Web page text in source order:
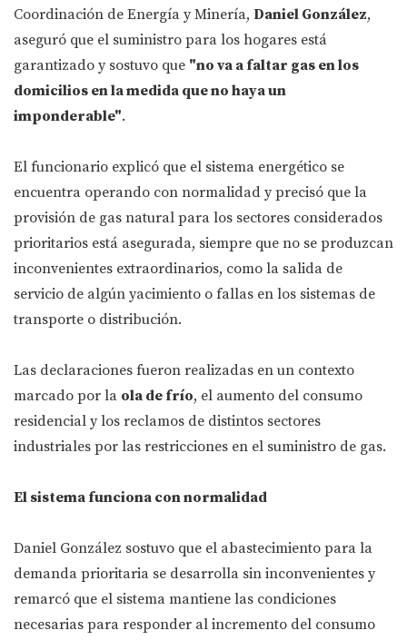
Coordinación de Energía y Minería, Daniel González,
aseguró que el suministro para los hogares está
garantizado y sostuvo que "no va a faltar gas en los
domicilios en la medida que no haya un
imponderable".
El funcionario explicó que el sistema energético se
encuentra operando con normalidad y precisó que la
provisión de gas natural para los sectores considerados
prioritarios está asegurada, siempre que no se produzcan
inconvenientes extraordinarios, como la salida de
servicio de algún yacimiento o fallas en los sistemas de
transporte o distribución.
Las declaraciones fueron realizadas en un contexto
marcado por la ola de frío, el aumento del consumo
residencial y los reclamos de distintos sectores
industriales por las restricciones en el suministro de gas.
El sistema funciona con normalidad
Daniel González sostuvo que el abastecimiento para la
demanda prioritaria se desarrolla sin inconvenientes y
remarcó que el sistema mantiene las condiciones
necesarias para responder al incremento del consumo